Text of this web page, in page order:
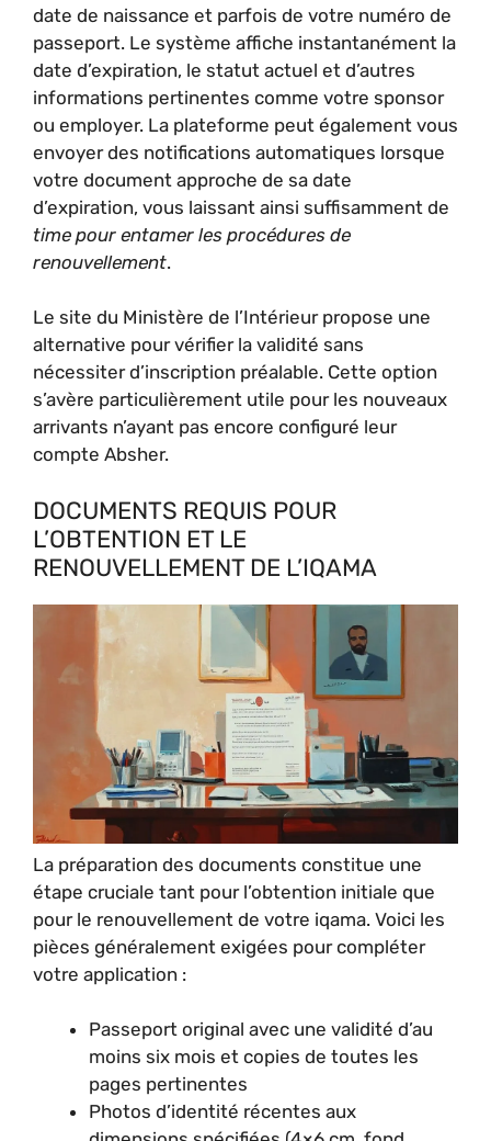
date de naissance et parfois de votre numéro de
passeport. Le système affiche instantanément la
date d’expiration, le statut actuel et d’autres
informations pertinentes comme votre sponsor
ou employer. La plateforme peut également vous
envoyer des notifications automatiques lorsque
votre document approche de sa date
d’expiration, vous laissant ainsi suffisamment de
time pour entamer les procédures de
renouvellement.
Le site du Ministère de l’Intérieur propose une
alternative pour vérifier la validité sans
nécessiter d’inscription préalable. Cette option
s’avère particulièrement utile pour les nouveaux
arrivants n’ayant pas encore configuré leur
compte Absher.
DOCUMENTS REQUIS POUR
L’OBTENTION ET LE
RENOUVELLEMENT DE L’IQAMA
La préparation des documents constitue une
étape cruciale tant pour l’obtention initiale que
pour le renouvellement de votre iqama. Voici les
pièces généralement exigées pour compléter
votre application :
Passeport original avec une validité d’au
moins six mois et copies de toutes les
pages pertinentes
Photos d’identité récentes aux